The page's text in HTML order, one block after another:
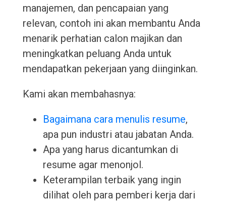
manajemen, dan pencapaian yang
relevan, contoh ini akan membantu Anda
menarik perhatian calon majikan dan
meningkatkan peluang Anda untuk
mendapatkan pekerjaan yang diinginkan.
Kami akan membahasnya:
Bagaimana cara menulis resume,
apa pun industri atau jabatan Anda.
Apa yang harus dicantumkan di
resume agar menonjol.
Keterampilan terbaik yang ingin
dilihat oleh para pemberi kerja dari